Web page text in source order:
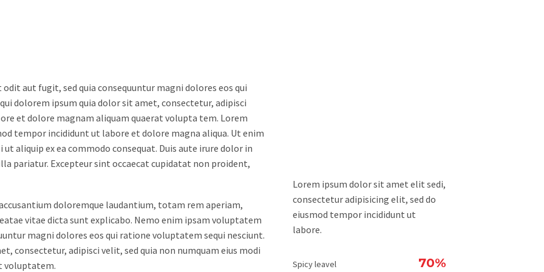
aut fugit, sed quia consequuntur magni dolores eos qui
dolorem ipsum quia dolor sit amet, consectetur, adipisci
et dolore magnam aliquam quaerat volupta tem. Lorem
tempor incididunt ut labore et dolore magna aliqua. Ut enim
aliquip ex ea commodo consequat. Duis aute irure dolor in
pariatur. Excepteur sint occaecat cupidatat non proident,
doloremque laudantium, totam rem aperiam,
vitae dicta sunt explicabo. Nemo enim ipsam voluptatem
magni dolores eos qui ratione voluptatem sequi nesciunt.
consectetur, adipisci velit, sed quia non numquam eius modi
voluptatem.
Lorem ipsum dolor sit amet elit sedi,
consectetur adipisicing elit, sed do
eiusmod tempor incididunt ut
labore.
Spicy leavel 70%